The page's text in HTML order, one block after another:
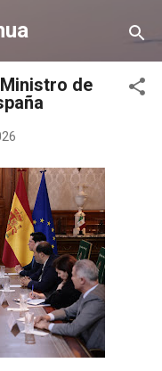
de